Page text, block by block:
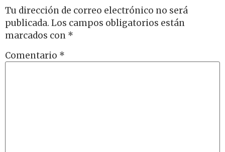
Tu dirección de correo electrónico no será
publicada. Los campos obligatorios están
marcados con *
Comentario *